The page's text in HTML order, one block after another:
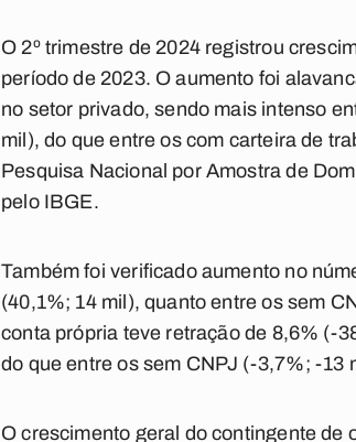
O 2º trimestre de 2024 registrou
período de 2023. O aumento foi
no setor privado, sendo mais intenso
mil), do que entre os com carteira de
Pesquisa Nacional por Amostra de
pelo IBGE.
Também foi verificado aumento no
(40,1%; 14 mil), quanto entre os sem
conta própria teve retração de 8,6% (-
do que entre os sem CNPJ (-3,7%; -13
O crescimento geral do contingente de